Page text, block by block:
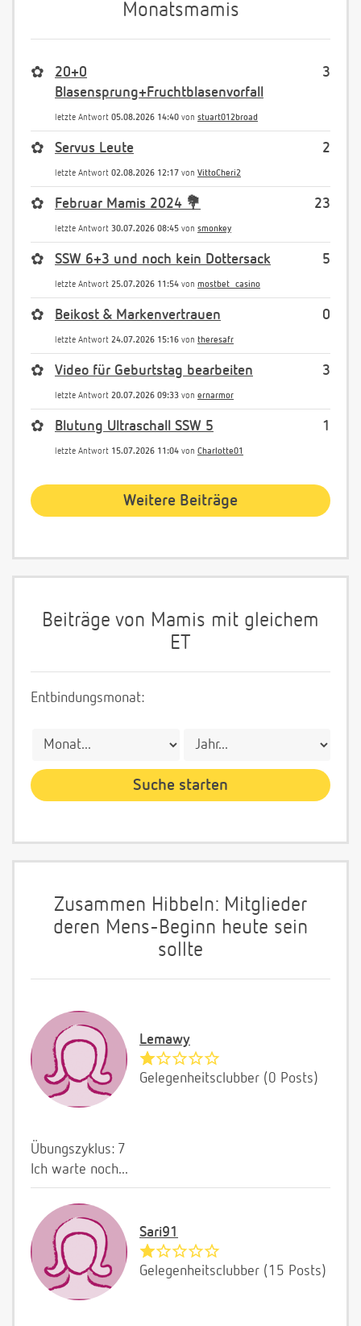
Monatsmamis
3
✿
20+0
Blasensprung+Fruchtblasenvorfall
letzte Antwort 05.08.2026 14:40 von stuart012broad
2
✿ Servus Leute
letzte Antwort 02.08.2026 12:17 von VittoCheri2
23
✿ Februar Mamis 2024 💐
letzte Antwort 30.07.2026 08:45 von smonkey
5
✿ SSW 6+3 und noch kein Dottersack
letzte Antwort 25.07.2026 11:54 von mostbet_casino
0
✿ Beikost & Markenvertrauen
letzte Antwort 24.07.2026 15:16 von theresafr
3
✿ Video für Geburtstag bearbeiten
letzte Antwort 20.07.2026 09:33 von ernarmor
1
✿ Blutung Ultraschall SSW 5
letzte Antwort 15.07.2026 11:04 von Charlotte01
Weitere Beiträge
Beiträge von Mamis mit gleichem
ET
Entbindungsmonat:
Zusammen Hibbeln: Mitglieder
deren Mens-Beginn heute sein
sollte
Lemawy
Gelegenheitsclubber (0 Posts)
Übungszyklus: 7
Ich warte noch...
Sari91
Gelegenheitsclubber (15 Posts)